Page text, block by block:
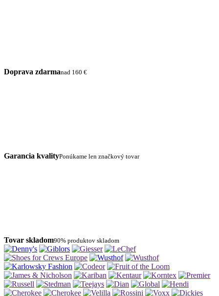
Doprava zdarmanad 160 €
Garancia kvalityPonúkame len značkový tovar
Tovar skladom90% produktov skladom